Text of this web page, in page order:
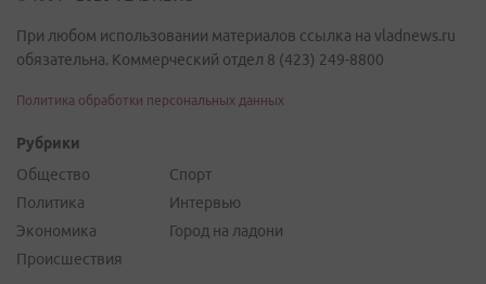
При любом использовании материалов ссылка на vladnews.ru
обязательна. Коммерческий отдел 8 (423) 249-8800
Политика обработки персональных данных
Рубрики
Общество
Политика
Экономика
Происшествия
Спорт
Интервью
Город на ладони